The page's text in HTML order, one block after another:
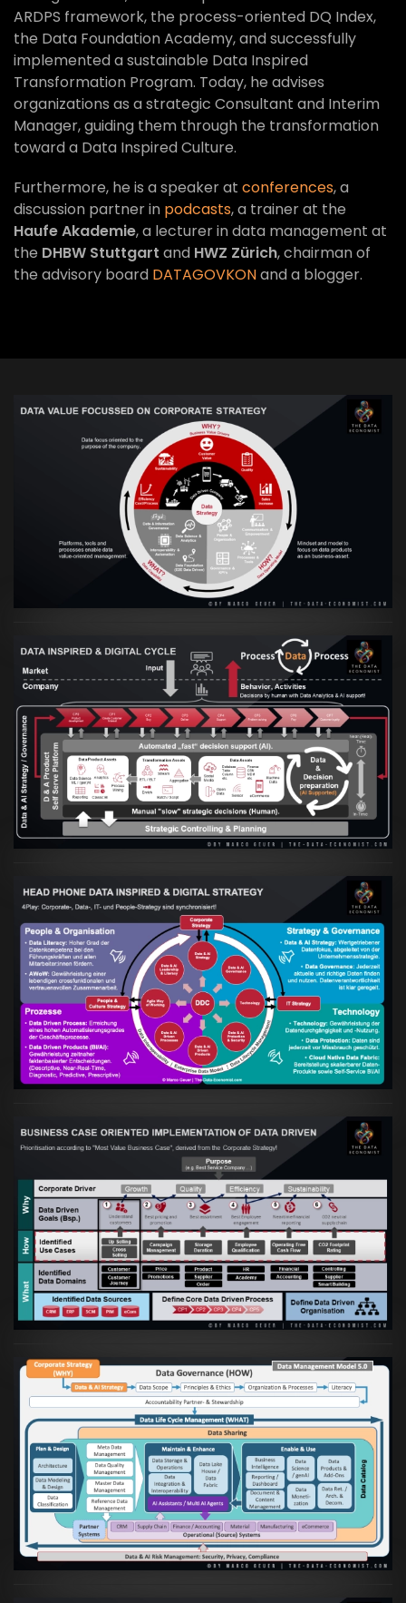
ARDPS framework, the process-oriented DQ Index,
the Data Foundation Academy, and successfully
implemented a sustainable Data Inspired
Transformation Program. Today, he advises
organizations as a strategic Consultant and Interim
Manager, guiding them through the transformation
toward a Data Inspired Culture.
Furthermore, he is a speaker at conferences, a
discussion partner in podcasts, a trainer at the
Haufe Akademie, a lecturer in data management at
the DHBW Stuttgart and HWZ Zürich, chairman of
the advisory board DATAGOVKONand a blogger.
VIEW
Artikel:Prozesse und Daten müssen Hand
in Hand gehen
VIEW
Artikel:Kennst Du schon die "Head Phone
Data Driven Strategy"?
VIEW
Artikel:
Business Case orientierte
Etablierung einer Data Driven Company
VIEW
Artikel:Die moderne Architektur für
Daten- und KI-orientierte Unternehmen
VIEW